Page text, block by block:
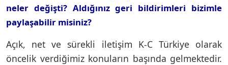
neler değişti? Aldığınız geri bildirimleri bizimle
paylaşabilir misiniz?
Açık, net ve sürekli iletişim K-C Türkiye olarak
öncelik verdiğimiz konuların başında gelmektedir.